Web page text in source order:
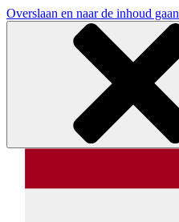
Overslaan en naar de inhoud gaan